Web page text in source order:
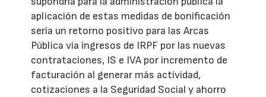
aplicación de estas medidas de bonificación
sería un retorno positivo para las Arcas
Pública vía ingresos de IRPF por las nuevas
contrataciones, IS e IVA por incremento de
facturación al generar más actividad,
cotizaciones a la Seguridad Social y ahorro